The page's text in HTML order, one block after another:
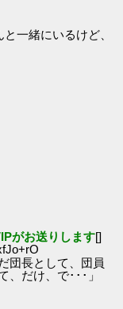
一緒にいるけど、
がお送りします[]
団長として、団員
、だけ、で･･･」